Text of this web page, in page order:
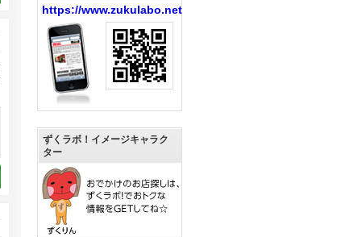
https://www.zukulabo.net/
ずくラボ！イメージキャラク
ター